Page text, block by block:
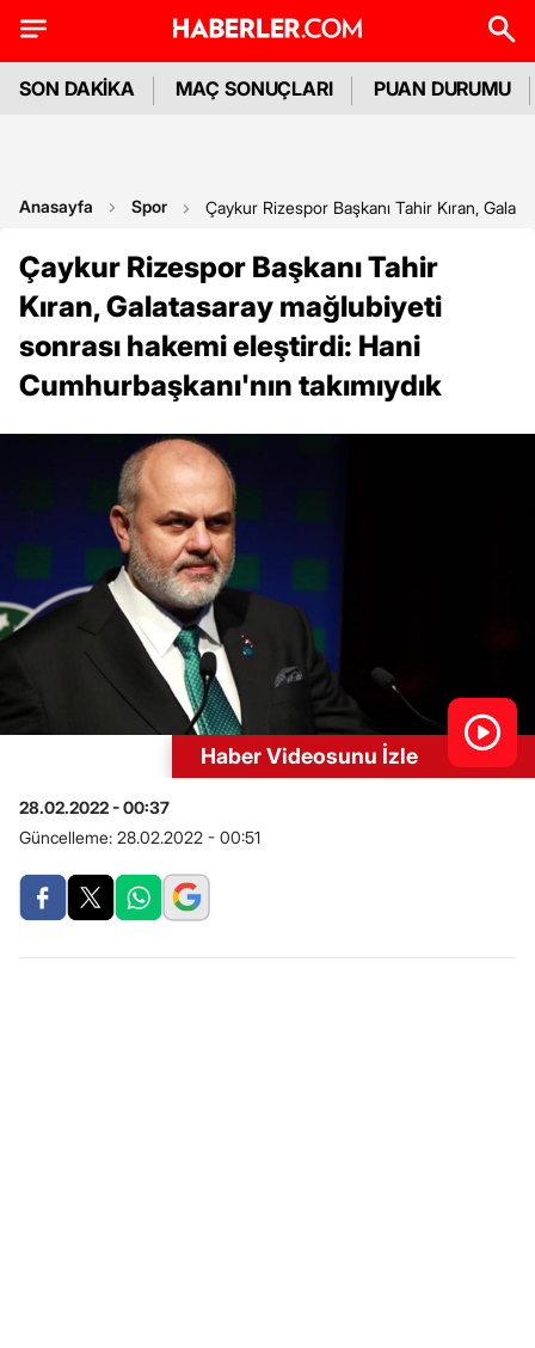
SON DAKİKA MAÇ SONUÇLARI PUAN DURUMU
Anasayfa Spor Çaykur Rizespor Başkanı Tahir Kıran,
Çaykur Rizespor Başkanı Tahir
Kıran, Galatasaray mağlubiyeti
sonrası hakemi eleştirdi: Hani
Cumhurbaşkanı'nın takımıydık
Haber Videosunu İzle
28.02.2022 - 00:37
Güncelleme: 28.02.2022 - 00:51